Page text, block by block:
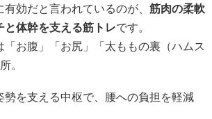
効だと言われているのが、 筋肉の柔軟
と体幹を支える筋トレです。
「お腹」「お尻」「太ももの裏（ハムス
。
勢を支える中枢で、腰への負担を軽減